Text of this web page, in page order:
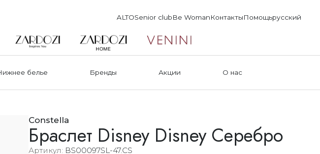
ALTOSenior clubBe WomanКонтактыПомощьрусский
белье Бренды Акции О нас
Constella
Браслет Disney Disney Серебро
Артикул BS00097SL-47.CS